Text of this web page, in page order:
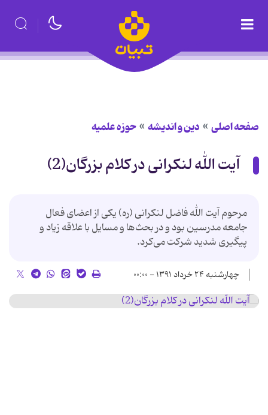
صفحه اصلی دین و اندیشه حوزه علمیه
آیت الله لنکرانی در کلام بزرگان(2)
مرحوم آیت الله فاضل لنكرانی (ره) یكی از اعضای فعال
جامعه مدرسین بود و در بحث‌ها و مسایل با علاقه زیاد و
پیگیری شدید شركت می‌كرد.
چهارشنبه ۲۴ خرداد ۱۳۹۱ - ۰۰:۰۰